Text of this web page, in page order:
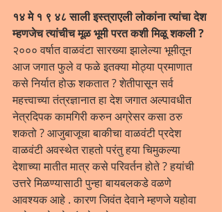
१४ मे १ ९ ४८ साली इस्त्राएली लोकांना त्यांचा देश
म्हणजेच त्यांचीच मूळ भूमी परत कशी मिळू शकली ?
२००० वर्षात वाळवंटा सारख्या झालेल्या भूमीतून
आज जगात फुले व फळे इतक्या मोठ्या प्रमाणात
कसे निर्यात होऊ शकतात ? शेतीपासून सर्व
महत्त्वाच्या तंत्रज्ञानात हा देश जगात अल्पावधीत
नेत्रदिपक कामगिरी करुन अग्रेसर कसा ठरु
शकतो ? आजुबाजूचा बाकीचा वाळवंटी प्रदेश
वाळवंटी अवस्थेत राहतो परंतु हया चिमुकल्या
देशाच्या मातीत मात्र कसे परिवर्तन होते ? हयांची
उत्तरे मिळण्यासाठी पुन्हा बायबलकडे वळणे
आवश्यक आहे . कारण जिवंत देवाने म्हणजे यहोवा